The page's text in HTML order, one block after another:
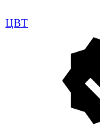
ЦВТ